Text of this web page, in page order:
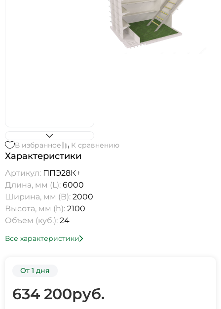
В избранное К сравнению
Характеристики
Артикул: ППЭ28К+
Длина, мм (L): 6000
Ширина, мм (B): 2000
Высота, мм (h): 2100
Объем (куб.): 24
Все характеристики
От 1 дня
634 200руб.